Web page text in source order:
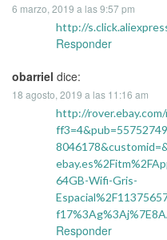
6 marzo, 2019 a las 9:57 pm
http://
Responder
obarriel dice:
18 agosto, 2019 a las 11:16 am
http://
64GB-Wifi-Gris-
Responder